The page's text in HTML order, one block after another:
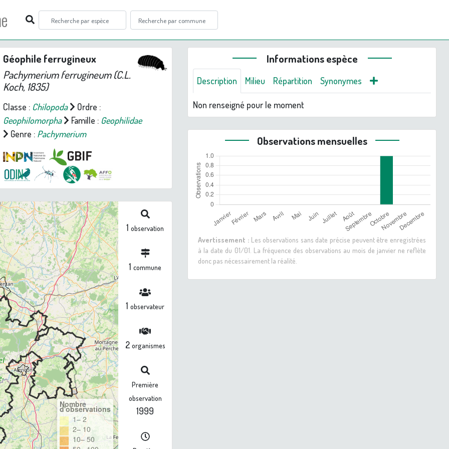
Géophile ferrugineux
Pachymerium ferrugineum(C.L.
Koch, 1835)
Classe : Chilopoda
Ordre :
Geophilomorpha
Famille : Geophilidae
Genre : Pachymerium
Nombre
d'observations
1– 2
2– 10
10– 50
1 observation
1 commune
1 observateur
2 organismes
Première
observation
1999
Informations espèce
Description Milieu Répartition Synonymes
Non renseigné pour le moment
Observations mensuelles
Avertissement :Les observations sans date précise peuvent être enregistrées
à la date du 01/01. La fréquence des observations au mois de janvier ne reflète
donc pas nécessairement la réalité.